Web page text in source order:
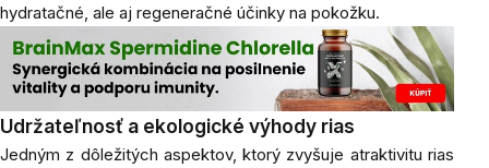
hydratačné, ale aj regeneračné účinky na pokožku.
Udržateľnosť a ekologické výhody rias
Jedným z dôležitých aspektov, ktorý zvyšuje atraktivitu rias